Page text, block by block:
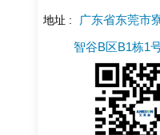
地址 :
广东省东莞市
智谷B区B1栋1